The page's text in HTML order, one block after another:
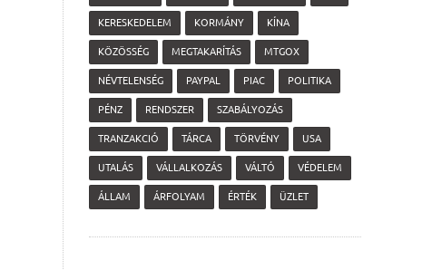
KERESKEDELEM KORMÁNY KÍNA
KÖZÖSSÉG MEGTAKARÍTÁS MTGOX
NÉVTELENSÉG PAYPAL PIAC POLITIKA
PÉNZ RENDSZER SZABÁLYOZÁS
TRANZAKCIÓ TÁRCA TÖRVÉNY USA
UTALÁS VÁLLALKOZÁS VÁLTÓ VÉDELEM
ÁLLAM ÁRFOLYAM ÉRTÉK ÜZLET